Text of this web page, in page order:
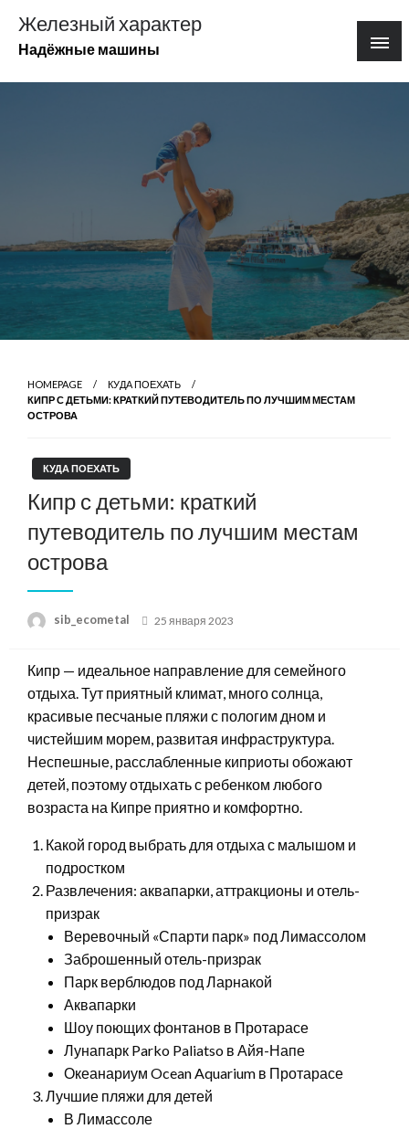
содержимому
Железный характер
Надёжные машины
HOMEPAGE
КУДА ПОЕХАТЬ
КИПР С ДЕТЬМИ: КРАТКИЙ ПУТЕВОДИТЕЛЬ ПО ЛУЧШИМ МЕСТАМ
ОСТРОВА
КУДА ПОЕХАТЬ
Кипр с детьми: краткий
путеводитель по лучшим местам
острова
sib_ecometal
Posted
25 января 2023
Кипр — идеальное направление для семейного
отдыха. Тут приятный климат, много солнца,
красивые песчаные пляжи с пологим дном и
чистейшим морем, развитая инфраструктура.
Неспешные, расслабленные киприоты обожают
детей, поэтому отдыхать с ребенком любого
возраста на Кипре приятно и комфортно.
Какой город выбрать для отдыха с малышом и
подростком
Развлечения: аквапарки, аттракционы и отель-
призрак
Веревочный «Спарти парк» под Лимассолом
Заброшенный отель-призрак
Парк верблюдов под Ларнакой
Аквапарки
Шоу поющих фонтанов в Протарасе
Лунапарк Parko Paliatso в Айя-Напе
Океанариум Ocean Aquarium в Протарасе
Лучшие пляжи для детей
В Лимассоле